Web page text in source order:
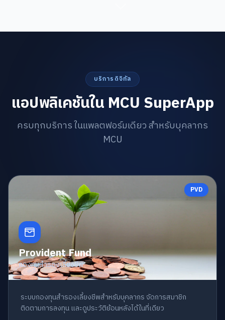
บริการดิจิทัล
แอปพลิเคชันใน MCU SuperApp
ครบทุกบริการ ในแพลตฟอร์มเดียว สำหรับบุคลากร
MCU
PVD
Provident Fund
กองทุนสำรองเลี้ยงชีพ
ระบบกองทุนสำรองเลี้ยงชีพสำหรับบุคลากร จัดการสมาชิก
ติดตามการลงทุน และดูประวัติย้อนหลังได้ในที่เดียว